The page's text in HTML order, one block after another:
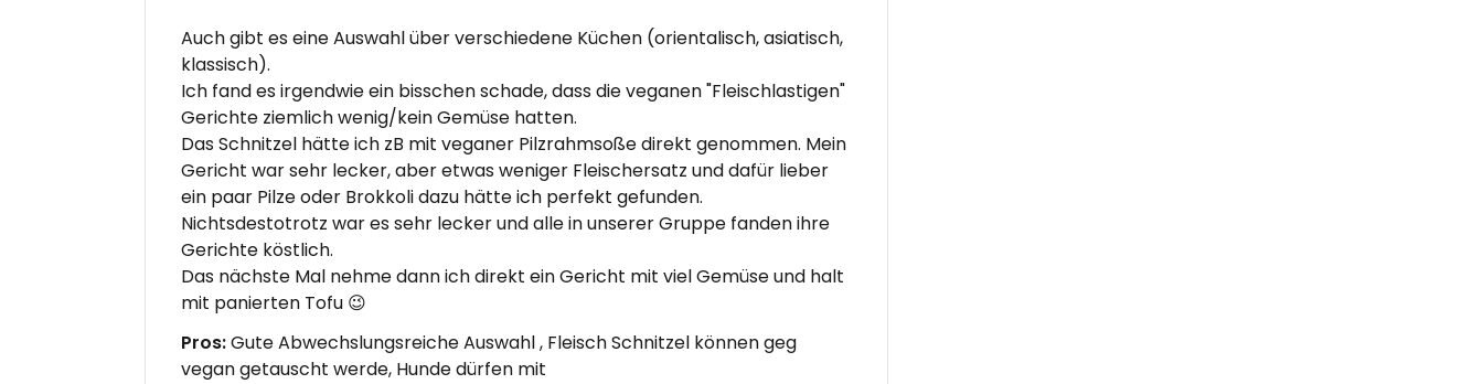
Auch gibt es eine Auswahl über verschiedene Küchen (orientalisch, asiatisch,
klassisch).
Ich fand es irgendwie ein bisschen schade, dass die veganen "Fleischlastigen"
Gerichte ziemlich wenig/kein Gemüse hatten.
Das Schnitzel hätte ich zB mit veganer Pilzrahmsoße direkt genommen. Mein
Gericht war sehr lecker, aber etwas weniger Fleischersatz und dafür lieber
ein paar Pilze oder Brokkoli dazu hätte ich perfekt gefunden.
Nichtsdestotrotz war es sehr lecker und alle in unserer Gruppe fanden ihre
Gerichte köstlich.
Das nächste Mal nehme dann ich direkt ein Gericht mit viel Gemüse und halt
mit panierten Tofu 😉
Pros:Gute Abwechslungsreiche Auswahl , Fleisch Schnitzel können geg
vegan getauscht werde, Hunde dürfen mit